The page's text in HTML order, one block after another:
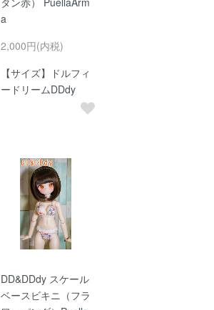
a
2,000円(内税)
【サイズ】ドルフィ
ードリームDDdy
DD&DDdy スケール
ベースビキニ（フラ